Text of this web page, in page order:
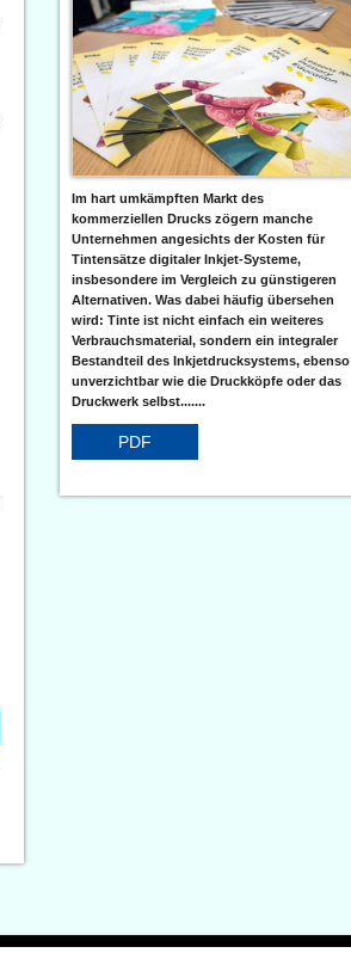
Im hart umkämpften Markt des
kommerziellen Drucks zögern manche
Unternehmen angesichts der Kosten für
Tintensätze digitaler Inkjet-Systeme,
insbesondere im Vergleich zu günstigeren
Alternativen. Was dabei häufig übersehen
wird: Tinte ist nicht einfach ein weiteres
Verbrauchsmaterial, sondern ein integraler
Bestandteil des Inkjetdrucksystems, ebenso
unverzichtbar wie die Druckköpfe oder das
Druckwerk selbst.......
PDF